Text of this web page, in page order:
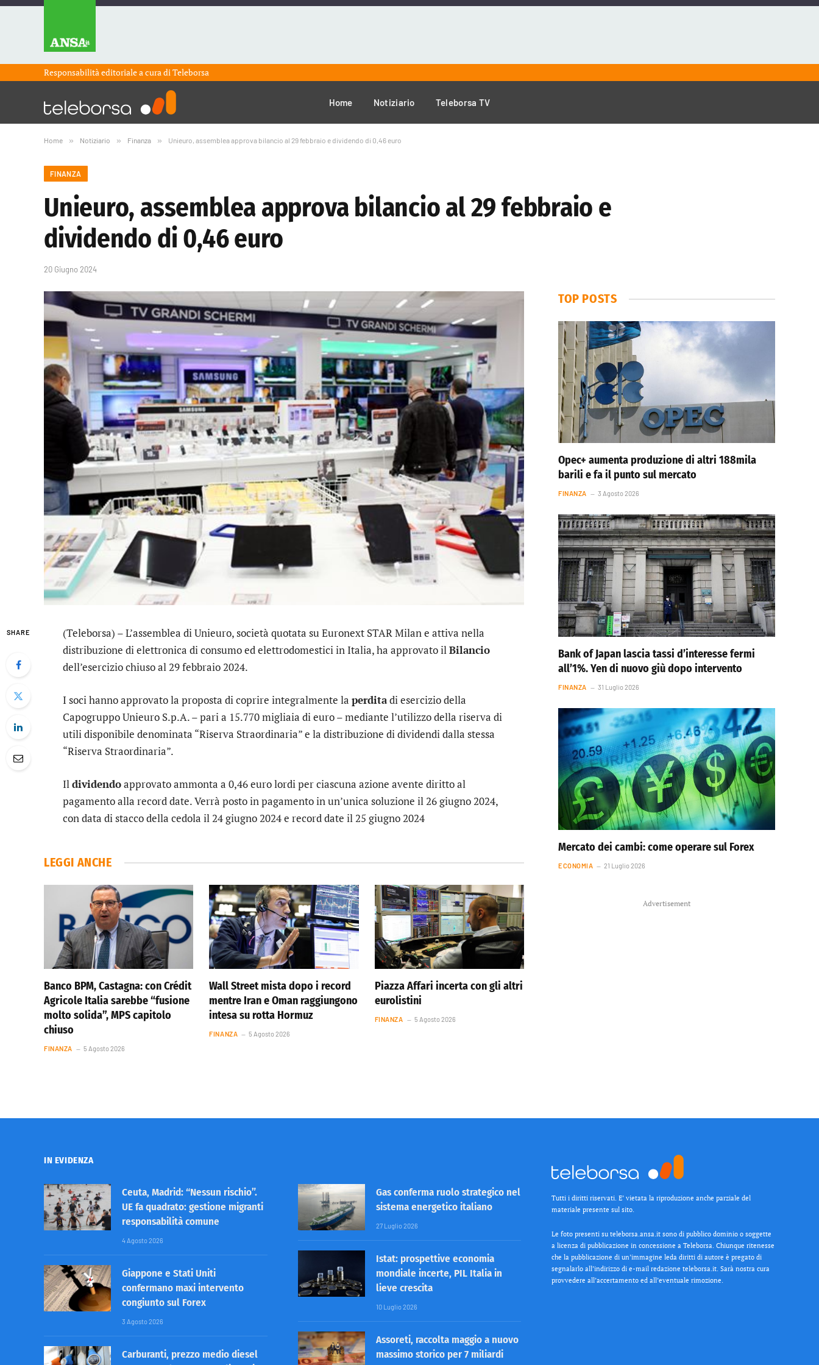
Responsabilità editoriale a cura diTeleborsa
Home Notiziario Teleborsa TV
Home » Notiziario » Finanza » Unieuro, assemblea approva bilancio al 29 febbraio e dividendo di 0,46 euro
FINANZA
Unieuro, assemblea approva bilancio al 29 febbraio e
dividendo di 0,46 euro
20 Giugno 2024
SHARE (Teleborsa) – L’assemblea diUnieuro, società quotata su Euronext STAR Milan e attiva nella
distribuzione di elettronica di consumo ed elettrodomestici in Italia, ha approvato ilBilancio
dell’esercizio chiuso al 29 febbraio 2024.
I soci hanno approvato la proposta di coprire integralmente la perditadi esercizio della
Capogruppo Unieuro S.p.A. – pari a 15.770 migliaia di euro – mediante l’utilizzo della riserva di
utili disponibile denominata “Riserva Straordinaria” e la distribuzione di dividendi dalla stessa
“Riserva Straordinaria”.
Ildividendoapprovato ammonta a 0,46 euro lordi per ciascuna azione avente diritto al
pagamento alla record date. Verrà posto in pagamento in un’unica soluzione il 26 giugno 2024,
con data di stacco della cedola il 24 giugno 2024 e record date il 25 giugno 2024
LEGGI ANCHE
Banco BPM, Castagna: con Crédit
Agricole Italia sarebbe “fusione
molto solida”, MPS capitolo
chiuso
FINANZA 5 Agosto 2026
Wall Street mista dopo i record
mentre Iran e Oman raggiungono
intesa su rotta Hormuz
FINANZA 5 Agosto 2026
Piazza Affari incerta con gli altri
eurolistini
FINANZA 5 Agosto 2026
TOP POSTS
Opec+ aumenta produzione di altri 188mila
barili e fa il punto sul mercato
FINANZA 3 Agosto 2026
Bank of Japan lascia tassi d’interesse fermi
all’1%. Yen di nuovo giù dopo intervento
FINANZA 31 Luglio 2026
Mercato dei cambi: come operare sul Forex
ECONOMIA 21 Luglio 2026
Advertisement
IN EVIDENZA
Ceuta, Madrid: “Nessun rischio”.
UE fa quadrato: gestione migranti
responsabilità comune
4 Agosto 2026
Giappone e Stati Uniti
confermano maxi intervento
congiunto sul Forex
3 Agosto 2026
Carburanti, prezzo medio diesel
Gas conferma ruolo strategico nel
sistema energetico italiano
27 Luglio 2026
Istat: prospettive economia
mondiale incerte, PIL Italia in
lieve crescita
10 Luglio 2026
Assoreti, raccolta maggio a nuovo
massimo storico per 7 miliardi
Tutti i diritti riservati. E’ vietata la riproduzione anche parziale del
materiale presente sul sito.
Le foto presenti su teleborsa.ansa.it sono di pubblico dominio o soggette
a licenza di pubblicazione in concessione a Teleborsa. Chiunque ritenesse
che la pubblicazione di un’immagine leda diritti di autore è pregato di
segnalarlo all’indirizzo di e-mail redazione teleborsa.it. Sarà nostra cura
provvedere all’accertamento ed all’eventuale rimozione.